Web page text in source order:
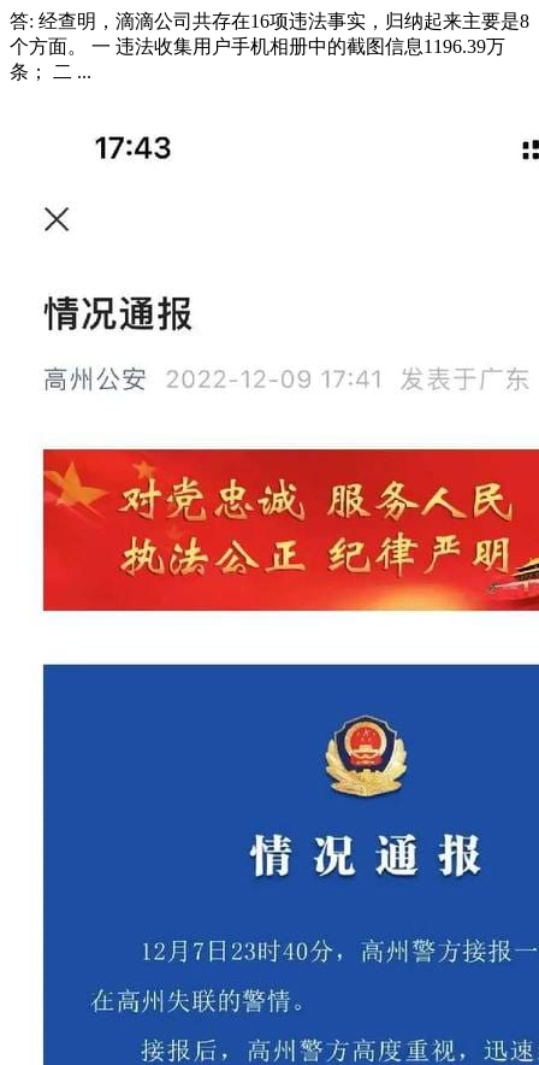
答: 经查明，滴滴公司共存在16项违法事实，归纳起来主要是8
个方面。 一 违法收集用户手机相册中的截图信息1196.39万
条； 二 ...